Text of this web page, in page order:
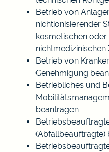
Betrieb von
nichtionisierender
kosmetischen
Betrieb von
Genehmigung
Betriebliches und
beantragen
(Abfallbeauftragte)